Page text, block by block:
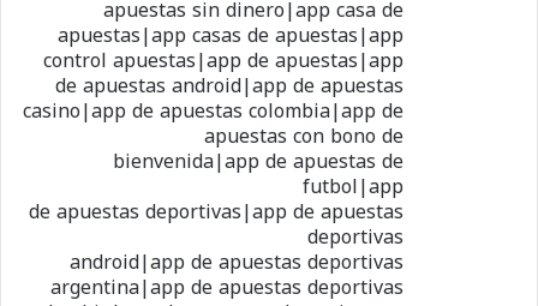
apuestas sin dinero|app casa de
apuestas|app casas de apuestas|app
control apuestas|app de apuestas|app
de apuestas android|app de apuestas
casino|app de apuestas colombia|app de
apuestas con bono de
bienvenida|app de apuestas de
futbol|app
de apuestas deportivas|app de apuestas
deportivas
android|app de apuestas deportivas
argentina|app de apuestas deportivas